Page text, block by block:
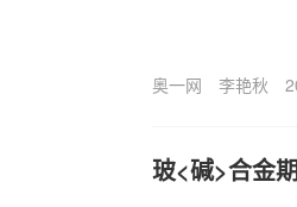
奥一网 李艳秋
玻<碱>合金